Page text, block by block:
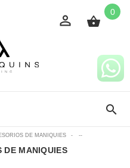
0
DE MANIQUIES - --
DE MANIQUIES